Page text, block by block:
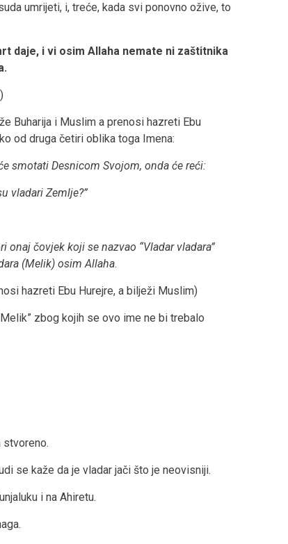
umrijeti, i, treće, kada svi ponovno ožive, to
daje, i vi osim Allaha nemate ni zaštitnika
Buharija i Muslim a prenosi hazreti Ebu
od druga četiri oblika toga Imena:
smotati Desnicom Svojom, onda će reći:
vladari Zemlje?”
čovjek koji se nazvao “Vladar vladara”
(Melik) osim Allaha.
hazreti Ebu Hurejre, a bilježi Muslim)
zbog kojih se ovo ime ne bi trebalo
stvoreno.
se kaže da je vladar jači što je neovisniji.
i na Ahiretu.